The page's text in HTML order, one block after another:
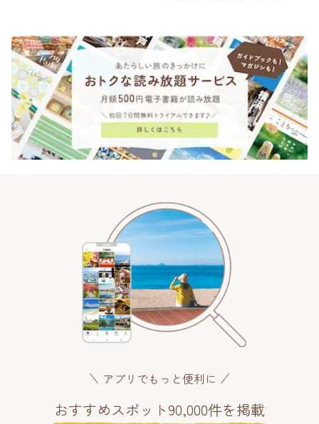
アプリでもっと便利に
おすすめスポット90,000件を掲載